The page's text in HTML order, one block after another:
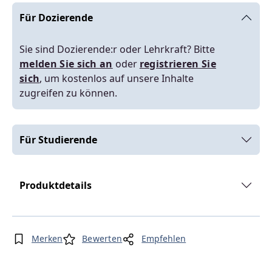
Für Dozierende
Sie sind Dozierende:r oder Lehrkraft? Bitte
melden Sie sich an oder registrieren Sie
sich, um kostenlos auf unsere Inhalte
zugreifen zu können.
Für Studierende
Produktdetails
Merken Bewerten Empfehlen